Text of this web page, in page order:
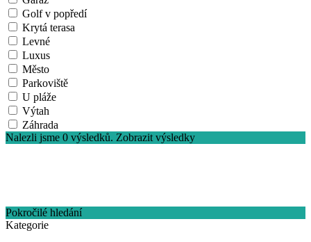
Golf v popředí
Krytá terasa
Levné
Luxus
Město
Parkoviště
U pláže
Výtah
Záhrada
Nalezli jsme0 výsledků.Zobrazit výsledky
Pokročilé hledání
Kategorie